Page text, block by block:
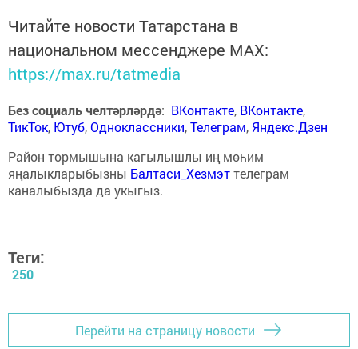
Читайте новости Татарстана в
национальном мессенджере MАХ:
https://max.ru/tatmedia
Без социаль челтәрләрдә: ВКонтакте, ВКонтакте,
ТикТок, Ютуб,Одноклассники,Телеграм, Яндекс.Дзен
Район тормышына кагылышлы иң мөһим
яңалыкларыбызны Балтаси_Хезмэттелеграм
каналыбызда да укыгыз.
Теги:
250
Перейти на страницу новости